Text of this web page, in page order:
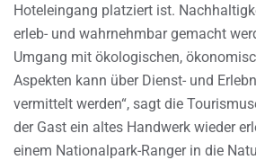
Hoteleingang platziert ist.
erleb- und wahrnehmbar gemacht
Umgang mit ökologischen,
Aspekten kann über Dienst- und
vermittelt werden“, sagt die
der Gast ein altes Handwerk wieder
einem Nationalpark-Ranger in die